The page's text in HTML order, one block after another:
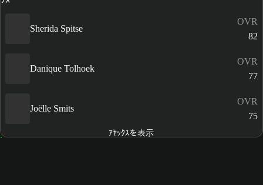
Sherida Spitse
OVR
82
Danique Tolhoek
OVR
77
Joëlle Smits
OVR
75
ｱﾔｯｸｽを表示